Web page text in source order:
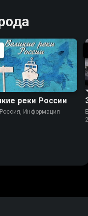
реки России
Информация